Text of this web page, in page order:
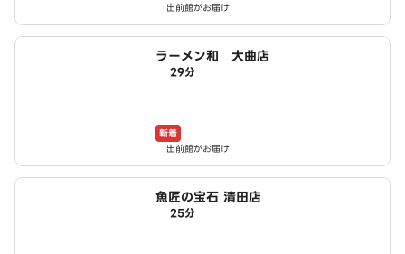
出前館がお届け
ラーメン和 大曲店
29分
新着
出前館がお届け
魚匠の宝石 清田店
25分